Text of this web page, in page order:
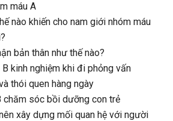
máu A
nào khiến cho nam giới nhóm máu
bản thân như thế nào?
kinh nghiệm khi đi phỏng vấn
thói quen hàng ngày
chăm sóc bồi dưỡng con trẻ
xây dựng mối quan hệ với người